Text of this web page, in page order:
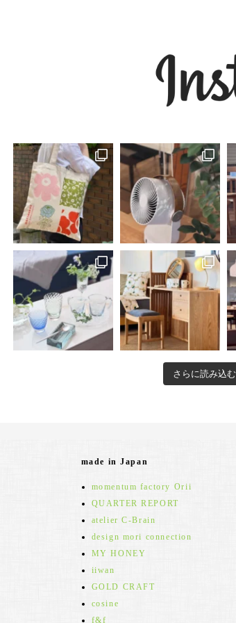
さらに読み込む
made in Japan
momentum factory Orii
QUARTER REPORT
atelier C-Brain
design mori connection
MY HONEY
iiwan
GOLD CRAFT
cosine
f&f